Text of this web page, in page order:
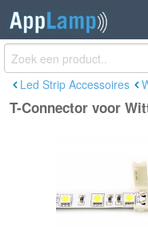
T-Connector
Soldeervrij
€3,65
Led Strip Accessoires
T-Connector voor